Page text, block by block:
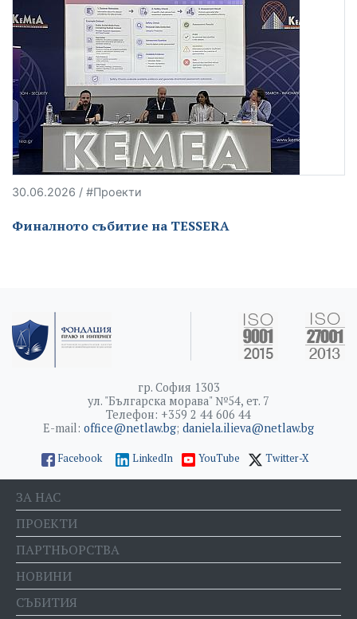
30.06.2026 / #Проекти
Финалното събитие на TESSERA
гр. София 1303
ул. "Българска морава" №54, ет. 7
Телефон: +359 2 44 606 44
E-mail: office@netlaw.bg; daniela.ilieva@netlaw.bg
Facebook LinkedIn YouTube Twitter-X
ЗА НАС
ПРОЕКТИ
ПАРТНЬОРСТВА
НОВИНИ
СЪБИТИЯ